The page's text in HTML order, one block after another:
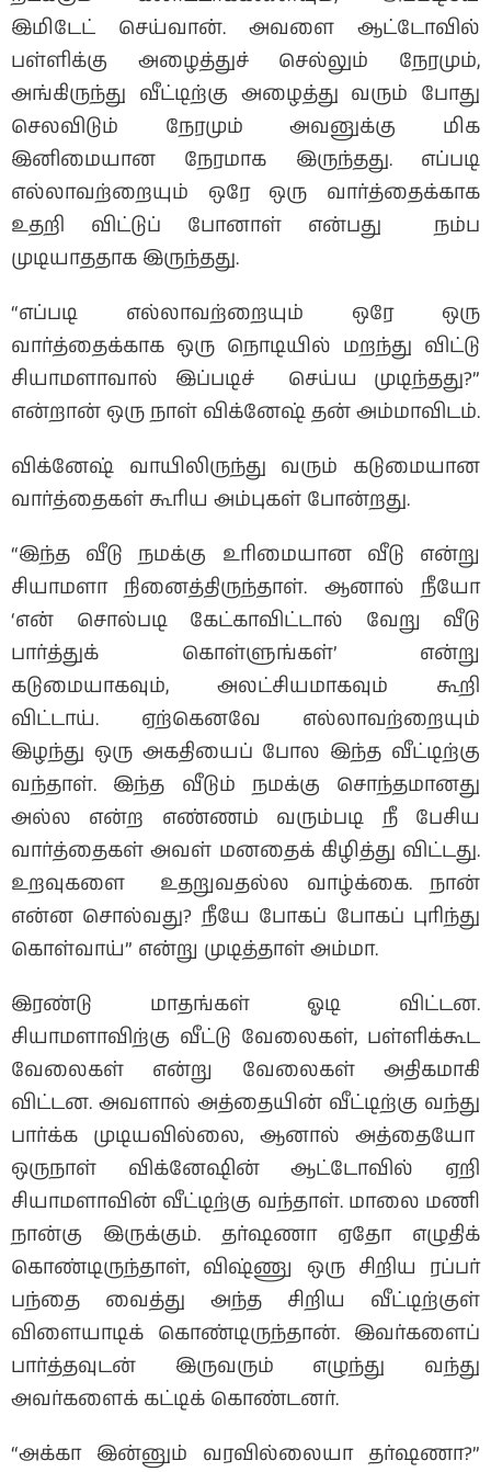
இமிடேட் செய்வான். அவளை ஆட்டோவில்
பள்ளிக்கு அழைத்துச் செல்லும் நேரமும்,
அங்கிருந்து வீட்டிற்கு அழைத்து வரும் போது
செலவிடும் நேரமும் அவனுக்கு மிக
இனிமையான நேரமாக இருந்தது. எப்படி
எல்லாவற்றையும் ஒரே ஒரு வார்த்தைக்காக
உதறி விட்டுப் போனாள் என்பது நம்ப
முடியாததாக இருந்தது.
“எப்படி எல்லாவற்றையும் ஒரே ஒரு
வார்த்தைக்காக ஒரு நொடியில் மறந்து விட்டு
சியாமளாவால் இப்படிச் செய்ய முடிந்தது?”
என்றான் ஒரு நாள் விக்னேஷ் தன் அம்மாவிடம்.
விக்னேஷ் வாயிலிருந்து வரும் கடுமையான
வார்த்தைகள் கூரிய அம்புகள் போன்றது.
“இந்த வீடு நமக்கு உரிமையான வீடு என்று
சியாமளா நினைத்திருந்தாள். ஆனால் நீயோ
‘என் சொல்படி கேட்காவிட்டால் வேறு வீடு
பார்த்துக் கொள்ளுங்கள்’ என்று
கடுமையாகவும், அலட்சியமாகவும் கூறி
விட்டாய். ஏற்கெனவே எல்லாவற்றையும்
இழந்து ஒரு அகதியைப் போல இந்த வீட்டிற்கு
வந்தாள். இந்த வீடும் நமக்கு சொந்தமானது
அல்ல என்ற எண்ணம் வரும்படி நீ பேசிய
வார்த்தைகள் அவள் மனதைக் கிழித்து விட்டது.
உறவுகளை உதறுவதல்ல வாழ்க்கை. நான்
என்ன சொல்வது? நீயே போகப் போகப் புரிந்து
கொள்வாய்” என்று முடித்தாள் அம்மா.
இரண்டு மாதங்கள் ஓடி விட்டன.
சியாமளாவிற்கு வீட்டு வேலைகள், பள்ளிக்கூட
வேலைகள் என்று வேலைகள் அதிகமாகி
விட்டன. அவளால் அத்தையின் வீட்டிற்கு வந்து
பார்க்க முடியவில்லை, ஆனால் அத்தையோ
ஒருநாள் விக்னேஷின் ஆட்டோவில் ஏறி
சியாமளாவின் வீட்டிற்கு வந்தாள். மாலை மணி
நான்கு இருக்கும். தர்ஷணா ஏதோ எழுதிக்
கொண்டிருந்தாள், விஷ்ணு ஒரு சிறிய ரப்பர்
பந்தை வைத்து அந்த சிறிய வீட்டிற்குள்
விளையாடிக் கொண்டிருந்தான். இவர்களைப்
பார்த்தவுடன் இருவரும் எழுந்து வந்து
அவர்களைக் கட்டிக் கொண்டனர்.
“அக்கா இன்னும் வரவில்லையா தர்ஷணா?”